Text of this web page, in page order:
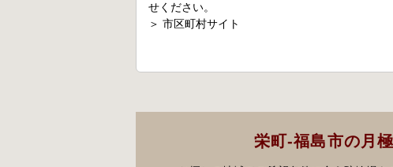
せください。
＞ 市区町村サイト
栄町-福島市の月